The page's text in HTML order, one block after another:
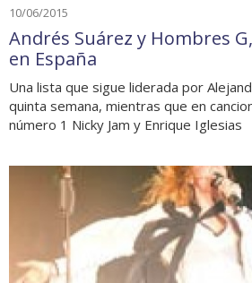
10/06/2015
Andrés Suárez y Hombres
en España
Una lista que sigue liderada por
quinta semana, mientras que en
número 1 Nicky Jam y Enrique Iglesias